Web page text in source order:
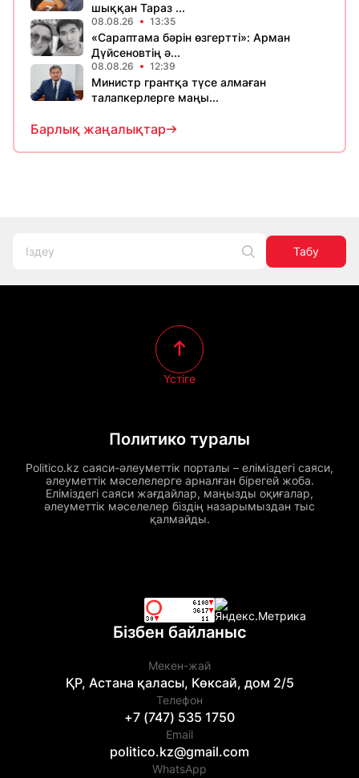
шыққан Тараз ...
08.08.26 13:35
«Сараптама бәрін өзгертті»: Арман
Дүйсеновтің ә...
08.08.26 12:39
Министр грантқа түсе алмаған
талапкерлерге маңы...
Барлық жаңалықтар
Табу
Политико туралы
Politico.kz саяси-әлеуметтік порталы – еліміздегі саяси,
әлеуметтік мәселелерге арналған бірегей жоба.
Еліміздегі саяси жағдайлар, маңызды оқиғалар,
әлеуметтік мәселелер біздің назарымыздан тыс
қалмайды.
Үстіге
Бізбен байланыс
Мекен-жай
ҚР, Астана қаласы, Көксай, дом 2/5
Телефон
+7 (747) 535 1750
Email
politico.kz@gmail.com
WhatsApp